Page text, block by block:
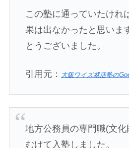
この塾に通っていたけれ
果は出なかったと思いま
とうございました。
引用元： 大阪ワイズ就活塾の
地方公務員の専門職(文
むけて入塾しました。